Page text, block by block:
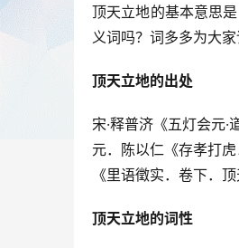
顶天立地的基本意思
义词吗？词多多为大家
顶天立地的出处
宋·释普济《五灯会元
元．陈以仁《存孝打
《里语徵实．卷下．
顶天立地的词性